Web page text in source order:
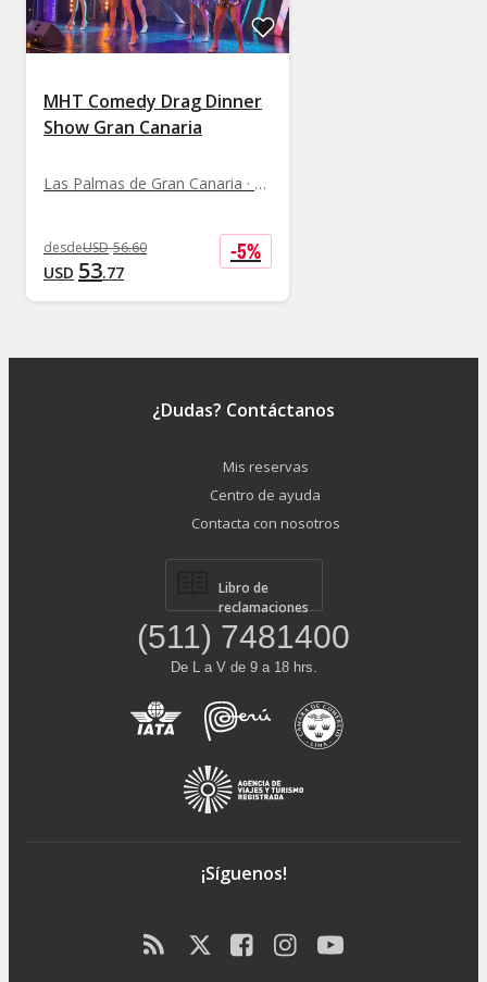
MHT Comedy Drag Dinner
Show Gran Canaria
Las Palmas de Gran Canaria · Cabaret
desdeUSD 56.60
USD 53.77
-5%
¿Dudas? Contáctanos
Mis reservas
Centro de ayuda
Contacta con nosotros
Libro de
reclamaciones
(511) 7481400
De L a V de 9 a 18 hrs.
¡Síguenos!